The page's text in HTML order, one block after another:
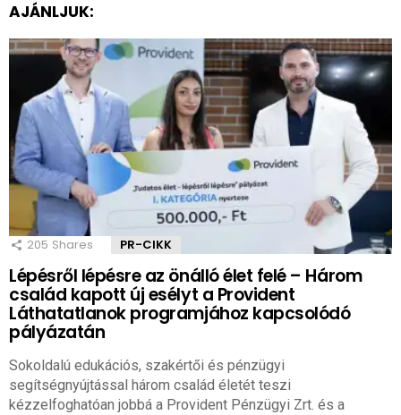
AJÁNLJUK:
205 Shares PR-CIKK
Lépésről lépésre az önálló élet felé – Három
család kapott új esélyt a Provident
Láthatatlanok programjához kapcsolódó
pályázatán
Sokoldalú edukációs, szakértői és pénzügyi
segítségnyújtással három család életét teszi
kézzelfoghatóan jobbá a Provident Pénzügyi Zrt. és a